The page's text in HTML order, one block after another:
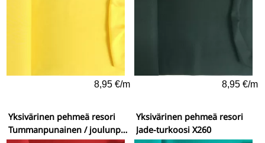
8,95 €/m 8,95 €/m
Yksivärinen pehmeä resori
Tummanpunainen / joulunpunainen X160
Yksivärinen pehmeä resori
Jade-turkoosi X260